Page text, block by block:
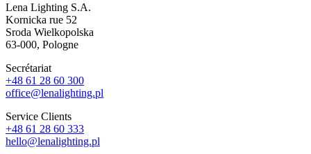
Lena Lighting S.A.
Kornicka rue 52
Sroda Wielkopolska
63-000, Pologne
Secrétariat
+48 61 28 60 300
office@lenalighting.pl
Service Clients
+48 61 28 60 333
hello@lenalighting.pl